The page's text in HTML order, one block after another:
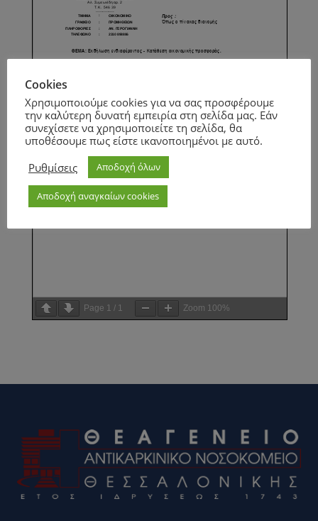
Page 1 / 1 Zoom 100%
Cookies
Χρησιμοποιούμε cookies για να σας προσφέρουμε
την καλύτερη δυνατή εμπειρία στη σελίδα μας. Εάν
συνεχίσετε να χρησιμοποιείτε τη σελίδα, θα
υποθέσουμε πως είστε ικανοποιημένοι με αυτό.
Ρυθμίσεις
Αποδοχή όλων
Αποδοχή αναγκαίων cookies